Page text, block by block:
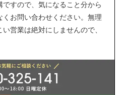
すので、気になること分から
お問い合わせください。無理
営業は絶対にしませんので、